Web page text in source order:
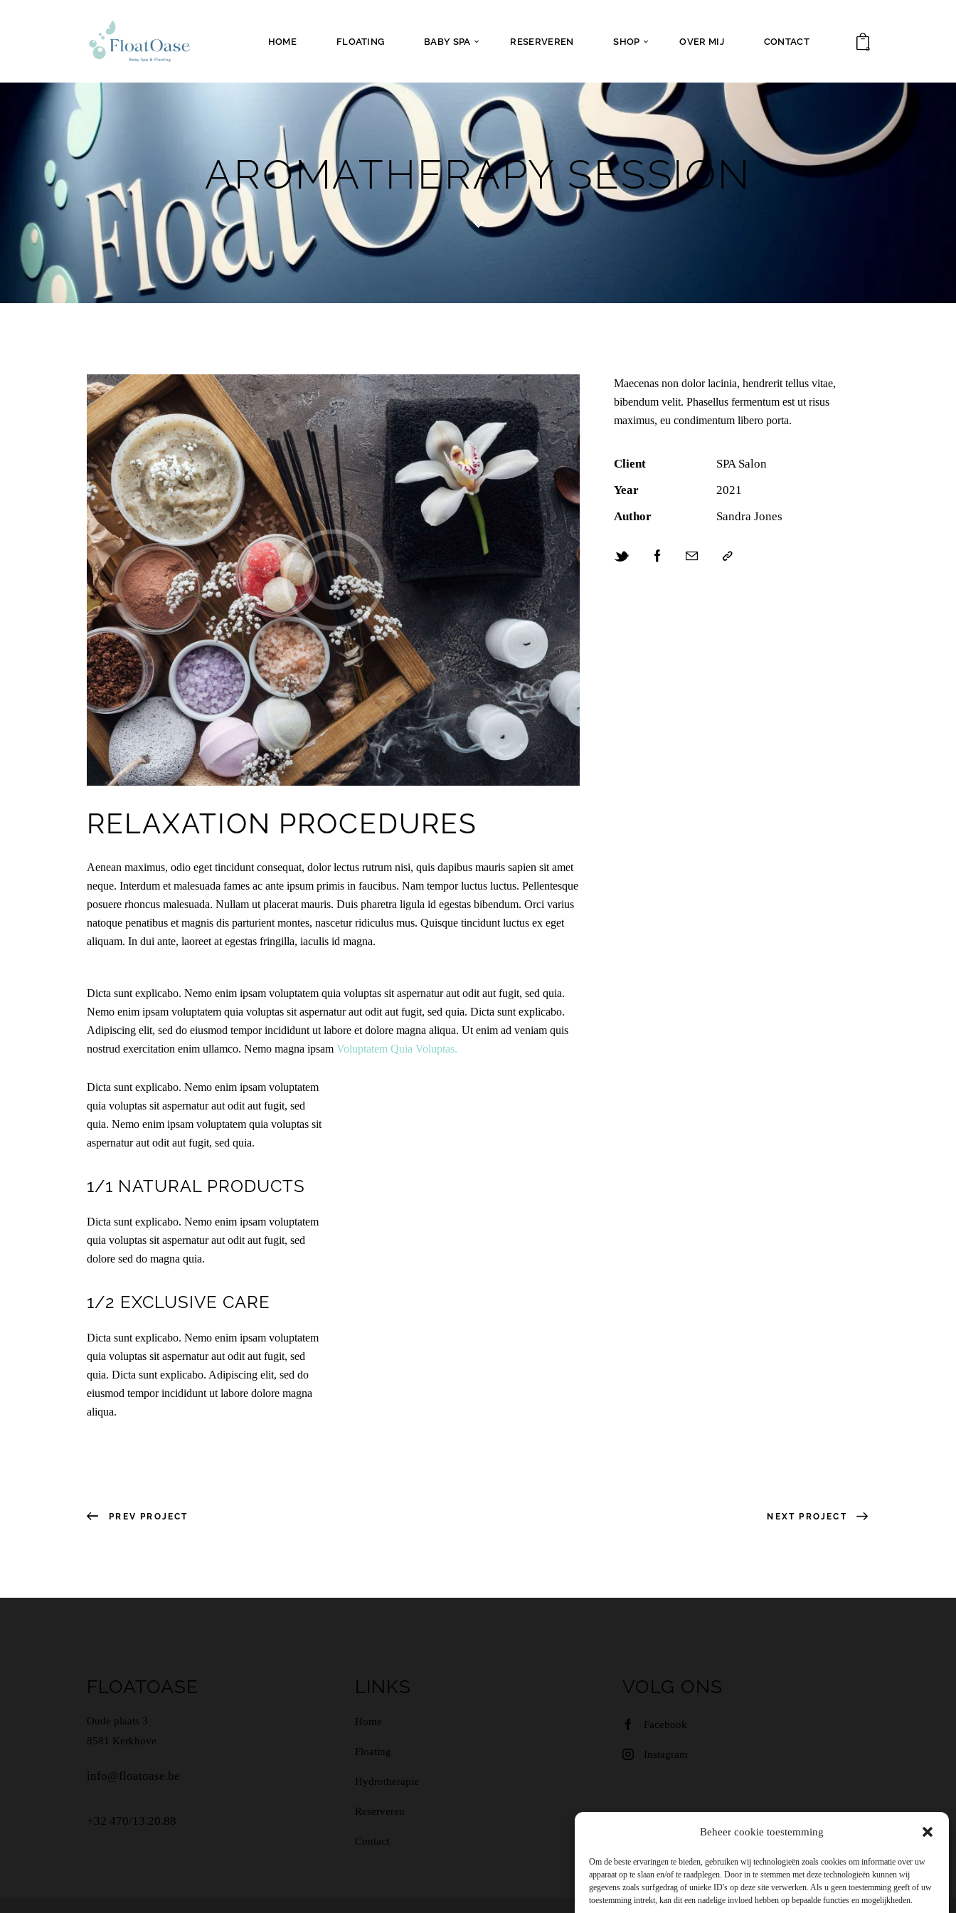
Beheer cookie toestemming
Om de beste ervaringen te bieden, gebruiken wij technologieën zoals cookies om informatie over uw
apparaat op te slaan en/of te raadplegen. Door in te stemmen met deze technologieën kunnen wij
gegevens zoals surfgedrag of unieke ID's op deze site verwerken. Als u geen toestemming geeft of uw
toestemming intrekt, kan dit een nadelige invloed hebben op bepaalde functies en mogelijkheden.
HOME FLOATING BABY SPA RESERVEREN SHOP OVER MIJ CONTACT
0
AROMATHERAPY SESSION
RELAXATION PROCEDURES
Aenean maximus, odio eget tincidunt consequat, dolor lectus rutrum nisi, quis dapibus mauris sapien sit amet
neque. Interdum et malesuada fames ac ante ipsum primis in faucibus. Nam tempor luctus luctus. Pellentesque
posuere rhoncus malesuada. Nullam ut placerat mauris. Duis pharetra ligula id egestas bibendum. Orci varius
natoque penatibus et magnis dis parturient montes, nascetur ridiculus mus. Quisque tincidunt luctus ex eget
aliquam. In dui ante, laoreet at egestas fringilla, iaculis id magna.
Dicta sunt explicabo. Nemo enim ipsam voluptatem quia voluptas sit aspernatur aut odit aut fugit, sed quia.
Nemo enim ipsam voluptatem quia voluptas sit aspernatur aut odit aut fugit, sed quia. Dicta sunt explicabo.
Adipiscing elit, sed do eiusmod tempor incididunt ut labore et dolore magna aliqua. Ut enim ad veniam quis
nostrud exercitation enim ullamco. Nemo magna ipsam Voluptatem Quia Voluptas.
Dicta sunt explicabo. Nemo enim ipsam voluptatem
quia voluptas sit aspernatur aut odit aut fugit, sed
quia. Nemo enim ipsam voluptatem quia voluptas sit
aspernatur aut odit aut fugit, sed quia.
1/1 NATURAL PRODUCTS
Dicta sunt explicabo. Nemo enim ipsam voluptatem
quia voluptas sit aspernatur aut odit aut fugit, sed
dolore sed do magna quia.
1/2 EXCLUSIVE CARE
Dicta sunt explicabo. Nemo enim ipsam voluptatem
quia voluptas sit aspernatur aut odit aut fugit, sed
quia. Dicta sunt explicabo. Adipiscing elit, sed do
eiusmod tempor incididunt ut labore dolore magna
aliqua.
Maecenas non dolor lacinia, hendrerit tellus vitae,
bibendum velit. Phasellus fermentum est ut risus
maximus, eu condimentum libero porta.
Client
SPA Salon
Year
2021
Author
Sandra Jones
PREV PROJECT NEXT PROJECT
FLOATOASE
Oude plaats 3
8581 Kerkhove
info@floatoase.be
+32 470/13.20.88
LINKS
Home
Floating
Hydrotherapie
Reserveren
Contact
VOLG ONS
Facebook
Instagram